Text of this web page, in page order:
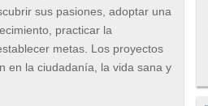
sus pasiones, adoptar una
practicar la
metas. Los proyectos
en la ciudadanía, la vida sana y